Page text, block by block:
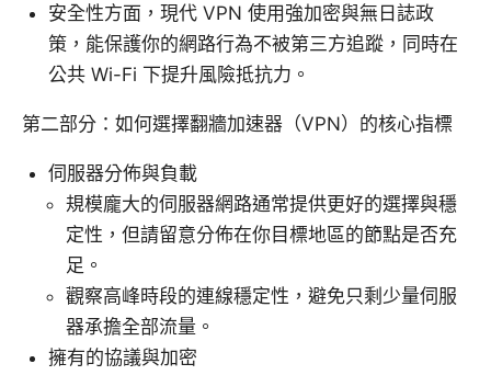
安全性方面，現代 VPN 使用強加密與無日誌政
策，能保護你的網路行為不被第三方追蹤，同時在
公共 Wi-Fi 下提升風險抵抗力。
第二部分：如何選擇翻牆加速器（VPN）的核心指標
伺服器分佈與負載
規模龐大的伺服器網路通常提供更好的選擇與穩
定性，但請留意分佈在你目標地區的節點是否充
足。
觀察高峰時段的連線穩定性，避免只剩少量伺服
器承擔全部流量。
擁有的協議與加密